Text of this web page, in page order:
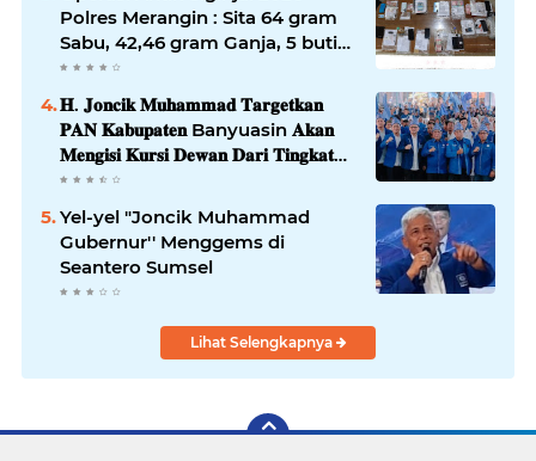
Polres Merangin : Sita 64 gram
Sabu, 42,46 gram Ganja, 5 butir
extasi, dan Amankan 21 Orang
𝐇. 𝐉𝐨𝐧𝐜𝐢𝐤 𝐌𝐮𝐡𝐚𝐦𝐦𝐚𝐝 𝐓𝐚𝐫𝐠𝐞𝐭𝐤𝐚𝐧
𝐏𝐀𝐍 𝐊𝐚𝐛𝐮𝐩𝐚𝐭𝐞𝐧 Banyuasin 𝐀𝐤𝐚𝐧
𝐌𝐞𝐧𝐠𝐢𝐬𝐢 𝐊𝐮𝐫𝐬𝐢 𝐃𝐞𝐰𝐚𝐧 𝐃𝐚𝐫𝐢 𝐓𝐢𝐧𝐠𝐤𝐚𝐭
𝐃𝐏𝐑 𝐃𝐚𝐞𝐫𝐚𝐡 𝐇𝐢𝐧𝐠𝐠𝐚 𝐃𝐏𝐑-𝐑𝐈
Yel-yel "Joncik Muhammad
Gubernur'' Menggems di
Seantero Sumsel
Lihat Selengkapnya